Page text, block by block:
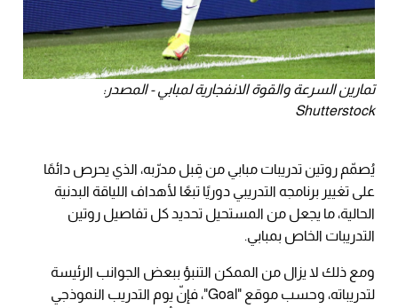
تمارين السرعة والقوة الانفجارية لمبابي - المصدر:
Shutterstock
يُصمّم روتين تدريبات مبابي من قِبل مدرّبه، الذي يحرص دائمًا
على تغيير برنامجه التدريبي دوريًا تبعًا لأهداف اللياقة البدنية
الحالية، ما يجعل من المستحيل تحديد كل تفاصيل روتين
التدريبات الخاص بمبابي.
ومع ذلك لا يزال من الممكن التنبؤ ببعض الجوانب الرئيسة
لتدريباته، وحسب موقع "Goal"، فإنّ يوم التدريب النموذجي